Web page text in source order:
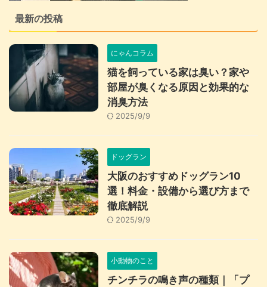
最新の投稿
にゃんコラム
猫を飼っている家は臭い？家や
部屋が臭くなる原因と効果的な
消臭方法
2025/9/9
ドッグラン
大阪のおすすめドッグラン10
選！料金・設備から選び方まで
徹底解説
2025/9/9
小動物のこと
チンチラの鳴き声の種類｜「プ